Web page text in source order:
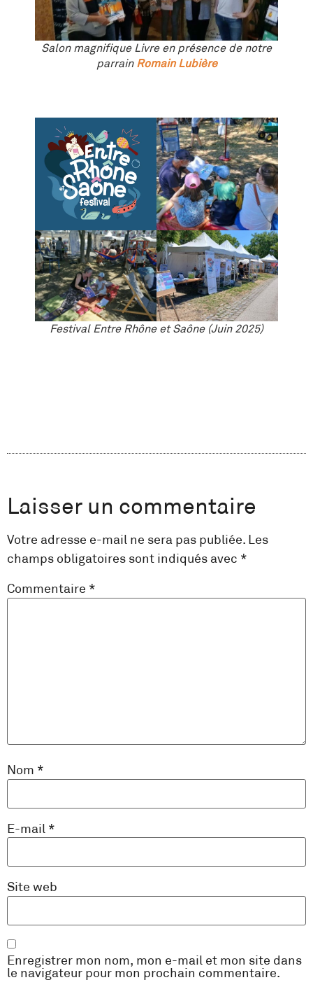
Salon magnifique Livre en présence de notre
parrain Romain Lubière
Festival Entre Rhône et Saône (Juin 2025)
Laisser un commentaire
Votre adresse e-mail ne sera pas publiée. Les
champs obligatoires sont indiqués avec *
Commentaire *
Nom *
E-mail *
Site web
Enregistrer mon nom, mon e-mail et mon site dans
le navigateur pour mon prochain commentaire.